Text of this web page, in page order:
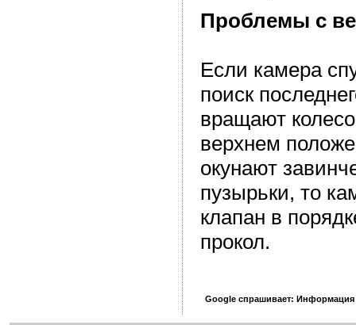
Проблемы с
Если камера
поиск
вращают
верхнем
окунают
пузырьки, то
клапан в
прокол.
Google спрашивает: